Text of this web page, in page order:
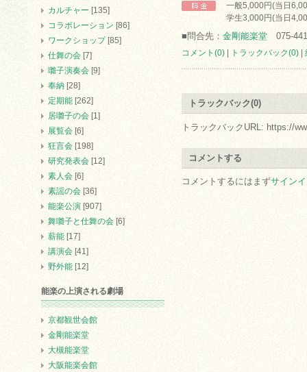
一般5,000円(当日
学生3,000円(当日
■問合先： 金剛能楽堂 075-
コメント(0) トラックバック(0)
トラックバック(0)
トラックバックURL: https://
コメントする
コメントするにはまずサイン
カルチャー [135]
コラボレーション [86]
ワークショップ[85]
仕舞の会 [7]
囃子演奏会 [9]
奉納 [28]
定期能 [262]
居囃子の会 [1]
展覧会 [6]
狂言会 [198]
研究発表会 [12]
素人会 [6]
素謡の会 [36]
能楽公演 [907]
舞囃子と仕舞の会 [6]
薪能 [17]
講演会 [41]
野外能 [12]
能楽の上演される劇場
京都観世会館
金剛能楽堂
大槻能楽堂
大阪能楽会館